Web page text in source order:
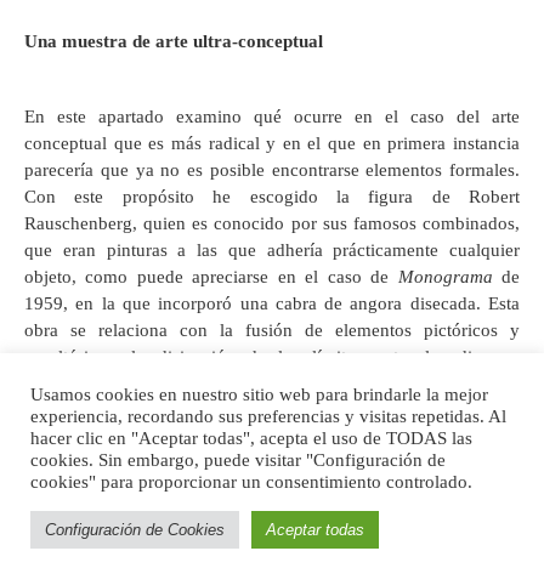
Una muestra de arte ultra-conceptual
En este apartado examino qué ocurre en el caso del arte
conceptual que es más radical y en el que en primera instancia
parecería que ya no es posible encontrarse elementos formales.
Con este propósito he escogido la figura de Robert
Rauschenberg, quien es conocido por sus famosos combinados,
que eran pinturas a las que adhería prácticamente cualquier
objeto, como puede apreciarse en el caso de Monogramade
1959, en la que incorporó una cabra de angora disecada. Esta
obra se relaciona con la fusión de elementos pictóricos y
escultóricos, la disipación de los límites entre las diversas
disciplinas y la aparición de los géneros híbridos.
Sin embargo, aquí me centraré en una de sus primeras obras que
esDe Kooning borradode 1953,[26]que consistió en un dibujo
Usamos cookies en nuestro sitio web para brindarle la mejor
experiencia, recordando sus preferencias y visitas repetidas. Al
hacer clic en "Aceptar todas", acepta el uso de TODAS las
cookies. Sin embargo, puede visitar "Configuración de
cookies" para proporcionar un consentimiento controlado.
Configuración de Cookies Aceptar todas